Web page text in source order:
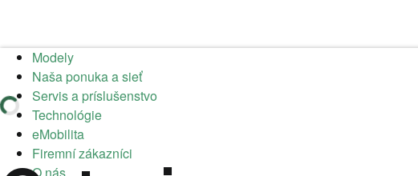
Modely
Naša ponuka a sieť
Servis a príslušenstvo
Technológie
eMobilita
Firemní zákazníci
O nás